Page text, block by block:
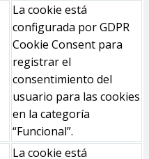
La cookie está
configurada por GDPR
Cookie Consent para
registrar el
consentimiento del
usuario para las cookies
en la categoría
“Funcional”.
La cookie está